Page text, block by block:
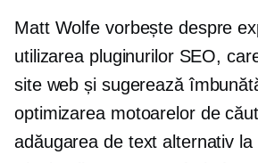
Matt Wolfe vorbește despre
utilizarea pluginurilor SEO,
site web și sugerează
optimizarea motoarelor de
adăugarea de text alternativ la